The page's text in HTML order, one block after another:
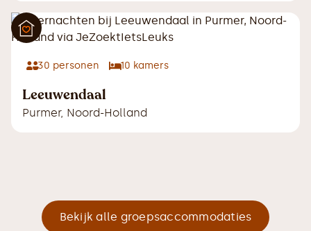
30 personen 10 kamers
Leeuwendaal
Purmer, Noord-Holland
Bekijk alle groepsaccommodaties